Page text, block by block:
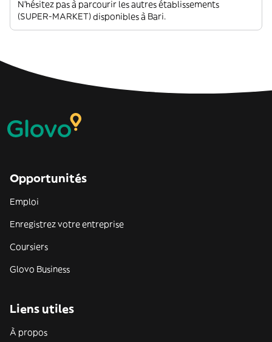
N'hésitez pas à parcourir les autres établissements
(SUPER-MARKET) disponibles à Bari.
Opportunités
Emploi
Enregistrez votre entreprise
Coursiers
Glovo Business
Liens utiles
À propos